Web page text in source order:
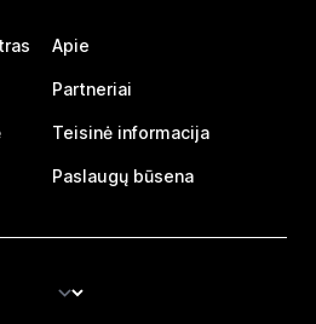
Apie
Partneriai
Teisinė informacija
Paslaugų būsena